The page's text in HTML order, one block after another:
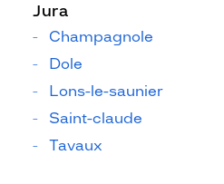
Jura
Champagnole
Dole
Lons-le-saunier
Saint-claude
Tavaux